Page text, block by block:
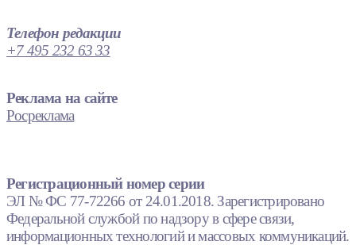
Телефон редакции
+7 495 232 63 33
Реклама на сайте
Росреклама
Регистрационный номер серии
ЭЛ № ФС 77-72266 от 24.01.2018. Зарегистрировано
Федеральной службой по надзору в сфере связи,
информационных технологий и массовых коммуникаций.